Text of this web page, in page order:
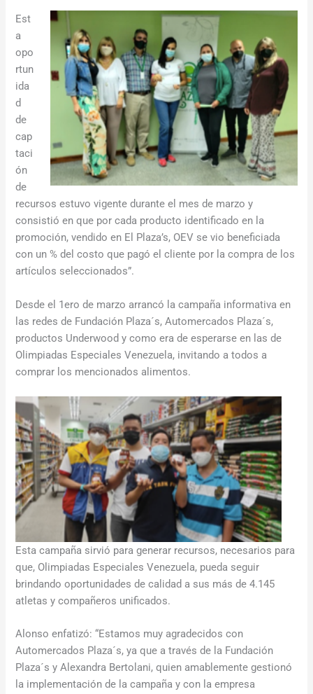
Est
a
opo
rtun
ida
d
de
cap
taci
ón
de
recursos estuvo vigente durante el mes de marzo y
consistió en que por cada producto identificado en la
promoción, vendido en El Plaza’s, OEV se vio beneficiada
con un % del costo que pagó el cliente por la compra de los
artículos seleccionados”.
Desde el 1ero de marzo arrancó la campaña informativa en
las redes de Fundación Plaza´s, Automercados Plaza´s,
productos Underwood y como era de esperarse en las de
Olimpiadas Especiales Venezuela, invitando a todos a
comprar los mencionados alimentos.
Esta campaña sirvió para generar recursos, necesarios para
que, Olimpiadas Especiales Venezuela, pueda seguir
brindando oportunidades de calidad a sus más de 4.145
atletas y compañeros unificados.
Alonso enfatizó: “Estamos muy agradecidos con
Automercados Plaza´s, ya que a través de la Fundación
Plaza´s y Alexandra Bertolani, quien amablemente gestionó
la implementación de la campaña y con la empresa